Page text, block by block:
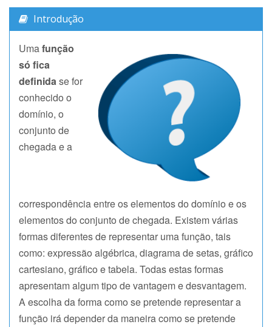
Introdução
Umafunção
só fica
definidase for
conhecido o
domínio, o
conjunto de
chegada e a
correspondência entre os elementos do domínio e os
elementos do conjunto de chegada. Existem várias
formas diferentes de representar uma função, tais
como: expressão algébrica, diagrama de setas, gráfico
cartesiano, gráfico e tabela. Todas estas formas
apresentam algum tipo de vantagem e desvantagem.
A escolha da forma como se pretende representar a
função irá depender da maneira como se pretende